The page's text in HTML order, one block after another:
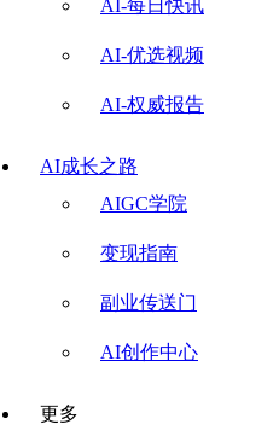
AI-每日快讯
AI-优选视频
AI-权威报告
AI成长之路
AIGC学院
变现指南
副业传送门
AI创作中心
更多